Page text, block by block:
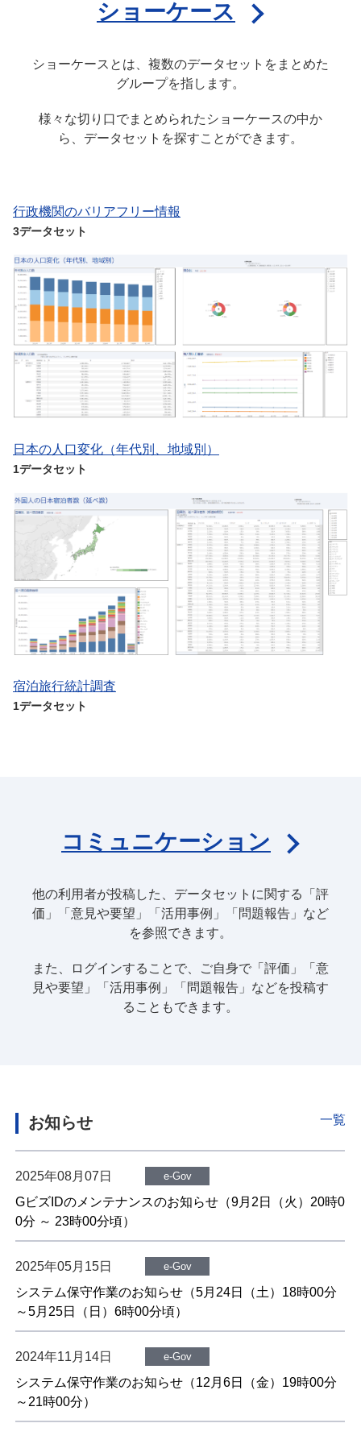
ショーケース
ショーケースとは、複数のデータセットをまとめた
グループを指します。
様々な切り口でまとめられたショーケースの中か
ら、データセットを探すことができます。
行政機関のバリアフリー情報
3データセット
日本の人口変化（年代別、地域別）
1データセット
宿泊旅行統計調査
1データセット
コミュニケーション
他の利用者が投稿した、データセットに関する「評
価」「意見や要望」「活用事例」「問題報告」など
を参照できます。
また、ログインすることで、ご自身で「評価」「意
見や要望」「活用事例」「問題報告」などを投稿す
ることもできます。
お知らせ 一覧
2025年08月07日 e-Gov
GビズIDのメンテナンスのお知らせ（9月2日（火）20時0
0分 ～ 23時00分頃）
2025年05月15日 e-Gov
システム保守作業のお知らせ（5月24日（土）18時00分
～5月25日（日）6時00分頃）
2024年11月14日 e-Gov
システム保守作業のお知らせ（12月6日（金）19時00分
～21時00分）